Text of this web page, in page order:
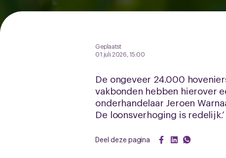
Geplaatst
01 juli 2026, 15:00
De ongeveer 24.000
vakbonden hebben hierover
onderhandelaar Jeroen
De loonsverhoging is redelijk.’
Deel deze pagina